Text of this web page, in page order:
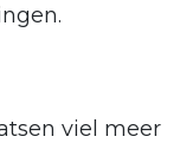
viel meer